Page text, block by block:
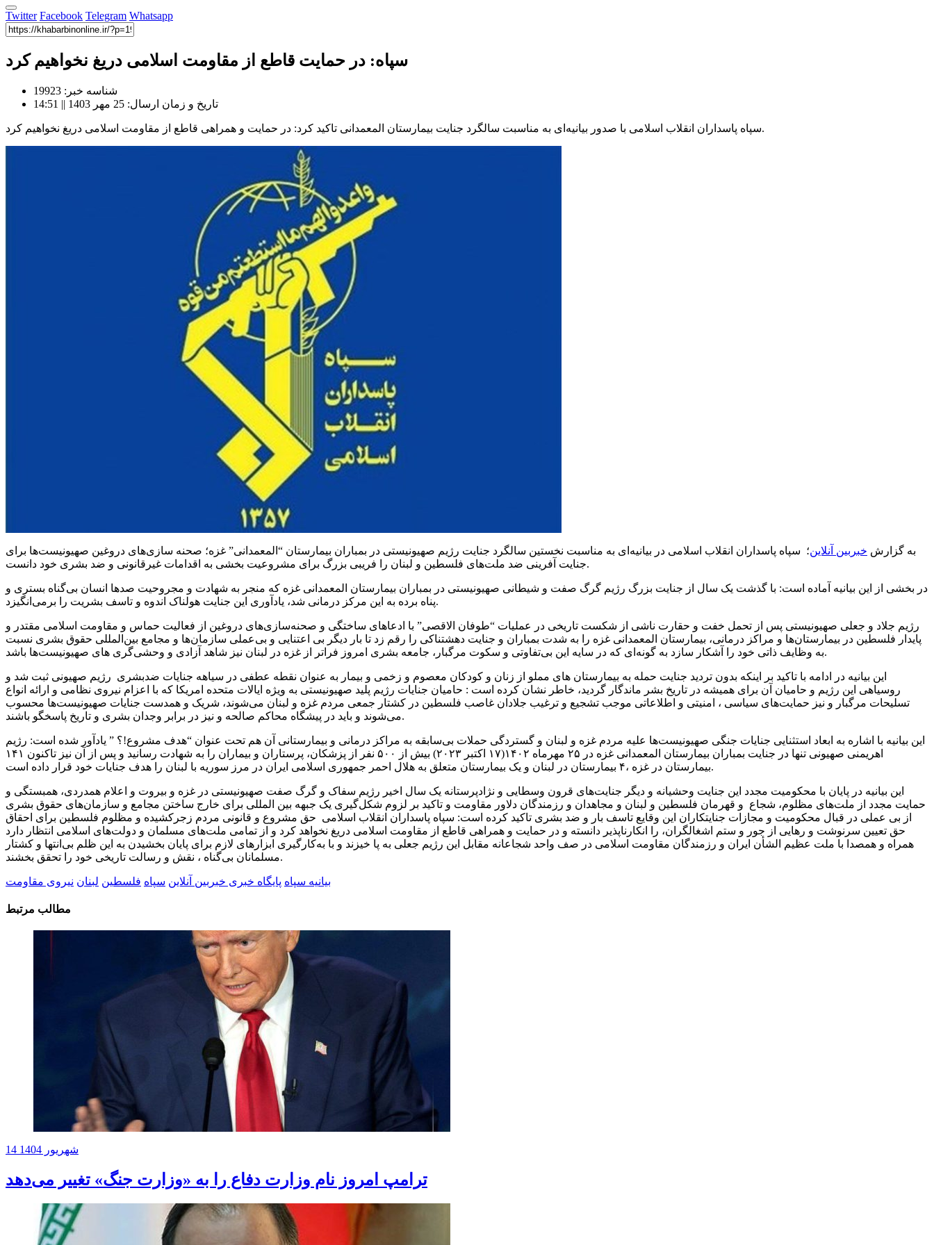
Twitter Facebook Telegram Whatsapp
سپاه: در حمایت قاطع از مقاومت اسلامی دریغ نخواهیم کرد
شناسه خبر: 19923
تاریخ و زمان ارسال: 25 مهر 1403 || 14:51
سپاه پاسداران انقلاب اسلامی با صدور بیانیه‌ای به مناسبت سالگرد جنایت بیمارستان المعمدانی تاکید کرد: در حمایت و همراهی قاطع از مقاومت اسلامی دریغ نخواهیم کرد.
به گزارش خبربین آنلاین؛ سپاه پاسداران انقلاب اسلامی در بیانیه‌ای به مناسبت نخستین سالگرد جنایت رژیم صهیونیستی در بمباران بیمارستان “المعمدانی” غزه؛ صحنه سازی‌های دروغین صهیونیست‌ها برای
جنایت آفرینی ضد ملت‌های فلسطین و لبنان را فریبی بزرگ برای مشروعیت بخشی به اقدامات غیرقانونی و ضد بشری خود دانست.
در بخشی از این بیانیه آماده است: با گذشت یک سال از جنایت بزرگ رژیم گرگ صفت و شیطانی صهیونیستی در بمباران بیمارستان المعمدانی غزه که منجر به شهادت و مجروحیت صدها انسان بی‌گناه بستری و
پناه برده به این مرکز درمانی شد، یادآوری این جنایت هولناک اندوه و تاسف بشریت را برمی‌انگیزد.
رژیم جلاد و جعلی صهیونیستی پس از تحمل خفت و حقارت ناشی از شکست تاریخی در عملیات “طوفان الاقصی” با ادعاهای ساختگی و صحنه‌سازی‌های دروغین از فعالیت حماس و مقاومت اسلامی مقتدر و
پایدار فلسطین در بیمارستان‌ها و مراکز درمانی، بیمارستان المعمدانی غزه را به شدت بمباران و جنایت دهشتناکی را رقم زد تا بار دیگر بی اعتنایی و بی‌عملی سازمان‌ها و مجامع بین‌المللی حقوق بشری نسبت
به وظایف ذاتی خود را آشکار سازد به گونه‌ای که در سایه این بی‌تفاوتی و سکوت مرگبار، جامعه بشری امروز فراتر از غزه در لبنان نیز شاهد آزادی و وحشی‌گری های صهیونیست‌ها باشد.
این بیانیه در ادامه با تاکید بر اینکه بدون تردید جنایت حمله به بیمارستان های مملو از زنان و کودکان معصوم و زخمی و بیمار به عنوان نقطه عطفی در سیاهه جنایات ضدبشری رژیم صهیونی ثبت شد و
روسیاهی این رژیم و حامیان آن برای همیشه در تاریخ بشر ماندگار گردید، خاطر نشان کرده است : حامیان جنایات رژیم پلید صهیونیستی به ویژه ایالات متحده امریکا که با اعزام نیروی نظامی و ارائه انواع
تسلیحات مرگبار و نیز حمایت‌های سیاسی ، امنیتی و اطلاعاتی موجب تشجیع و ترغیب جلادان غاصب فلسطین در کشتار جمعی مردم غزه و لبنان می‌شوند، شریک و همدست جنایات صهیونیست‌ها محسوب
می‌شوند و باید در پیشگاه محاکم صالحه و نیز در برابر وجدان بشری و تاریخ پاسخگو باشند.
این بیانیه با اشاره به ابعاد استثنایی جنایات جنگی صهیونیست‌ها علیه مردم غزه و لبنان و گستردگی حملات بی‌سابقه به مراکز درمانی و بیمارستانی آن هم تحت عنوان “هدف مشروع!؟ ” یادآور شده است: رژیم
اهریمنی صهیونی تنها در جنایت بمباران بیمارستان المعمدانی غزه در ۲۵ مهرماه ۱۴۰۲(۱۷ اکتبر ۲۰۲۳) بیش از ۵۰۰ نفر از پزشکان، پرستاران و بیماران را به شهادت رسانید و پس از آن نیز تاکنون ۱۴۱
بیمارستان در غزه ،۴ بیمارستان در لبنان و یک بیمارستان متعلق به هلال احمر جمهوری اسلامی ایران در مرز سوریه با لبنان را هدف جنایات خود قرار داده است.
این بیانیه در پایان با محکومیت مجدد این جنایت وحشیانه و دیگر جنایت‌های قرون وسطایی و نژادپرستانه یک سال اخیر رژیم سفاک و گرگ صفت صهیونیستی در غزه و بیروت و اعلام همدردی، همبستگی و
حمایت مجدد از ملت‌های مظلوم، شجاع و قهرمان فلسطین و لبنان و مجاهدان و رزمندگان دلاور مقاومت و تاکید بر لزوم شکل‌گیری یک جبهه بین المللی برای خارج ساختن مجامع و سازمان‌های حقوق بشری
از بی عملی در قبال محکومیت و مجازات جنایتکاران این وقایع تاسف بار و ضد بشری تاکید کرده است: سپاه پاسداران انقلاب اسلامی حق مشروع و قانونی مردم زجرکشیده و مظلوم فلسطین برای احقاق
حق تعیین سرنوشت و رهایی از جور و ستم اشغالگران، را انکارناپذیر دانسته و در حمایت و همراهی قاطع از مقاومت اسلامی دریغ نخواهد کرد و از تمامی ملت‌های مسلمان و دولت‌های اسلامی انتظار دارد
همراه و همصدا با ملت عظیم الشأن ایران و رزمندگان مقاومت اسلامی در صف واحد شجاعانه مقابل این رژیم جعلی به پا خیزند و با به‌کارگیری ابزارهای لازم برای پایان بخشیدن به این ظلم بی‌انتها و کشتار
مسلمانان بی‌گناه ، نقش و رسالت تاریخی خود را تحقق بخشند.
بیانیه سپاه پایگاه خبری خبربین آنلاین سپاه فلسطین لبنان نیروی مقاومت
مطالب مرتبط
14 شهریور 1404
ترامپ امروز نام وزارت دفاع را به «وزارت جنگ» تغییر می‌دهد